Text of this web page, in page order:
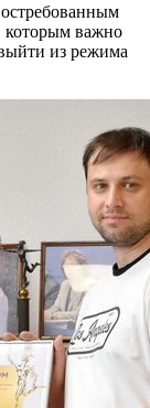
которым важно
из режима